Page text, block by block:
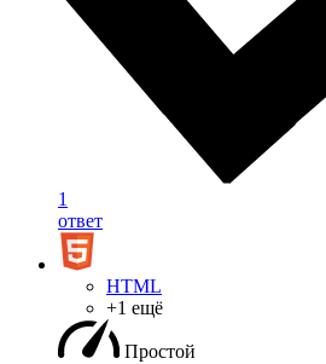
1
ответ
HTML
+1 ещё
Простой